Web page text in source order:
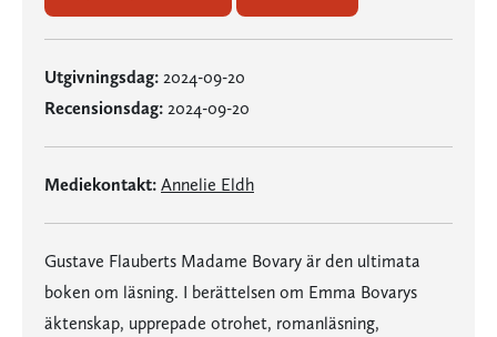
Utgivningsdag: 2024-09-20
Recensionsdag: 2024-09-20
Mediekontakt: Annelie Eldh
Gustave Flauberts Madame Bovary är den ultimata
boken om läsning. I berättelsen om Emma Bovarys
äktenskap, upprepade otrohet, romanläsning,